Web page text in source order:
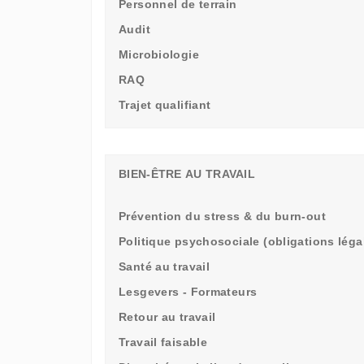
Personnel de terrain
Audit
Microbiologie
RAQ
Trajet qualifiant
BIEN-ÊTRE AU TRAVAIL
Prévention du stress & du burn-out
Politique psychosociale (obligations
Santé au travail
Lesgevers - Formateurs
Retour au travail
Travail faisable